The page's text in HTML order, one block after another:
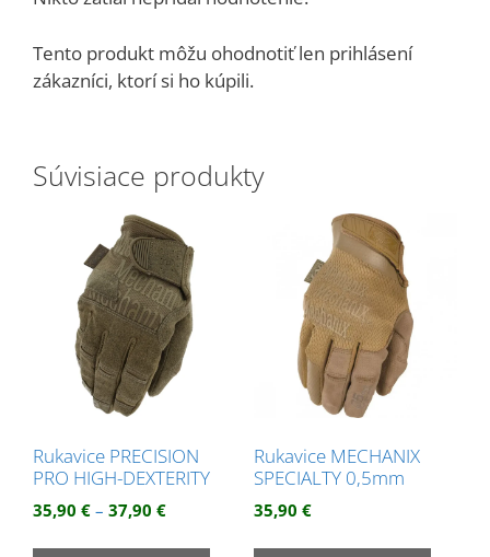
Tento produkt môžu ohodnotiť len prihlásení
zákazníci, ktorí si ho kúpili.
Súvisiace produkty
Rukavice PRECISION
PRO HIGH-DEXTERITY
35,90 € – 37,90 €Price
Tento
Rukavice MECHANIX
SPECIALTY 0,5mm
35,90 €
Tento